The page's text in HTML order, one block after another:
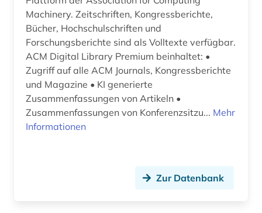
csr (1)
cusip-identifier (1)
darstellende kunst (1)
data science (1)
daten (7)
Machinery. Zeitschriften, Kongressberichte,
Bücher, Hochschulschriften und
Forschungsberichte sind als Volltexte verfügbar.
ACM Digital Library Premium beinhaltet: •
Zugriff auf alle ACM Journals, Kongressberichte
und Magazine • KI generierte
Zusammenfassungen von Artikeln •
Zusammenfassungen von Konferenzsitzu... Mehr
Informationen
Zur Datenbank